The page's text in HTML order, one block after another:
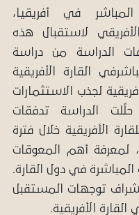
في أفريقيا،
لاستقبال هذه
الدراسة من دراسة
في القارة الأفريقية
لجذب الاستثمارات
حلّلت الدراسة تدفقات
الأفريقية خلال فترة
العقدين الأخيرين 2000 – 2020، لمعرفة أهم المعوقات
المباشرة في دول القارة.
توجهات المستقبل
القارة الأفريقية.